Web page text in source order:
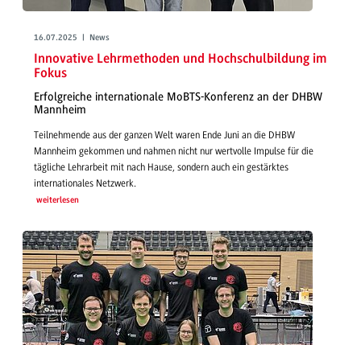
16.07.2025 | News
Innovative Lehrmethoden und Hochschulbildung im
Fokus
Erfolgreiche internationale MoBTS-Konferenz an der DHBW
Mannheim
Teilnehmende aus der ganzen Welt waren Ende Juni an die DHBW
Mannheim gekommen und nahmen nicht nur wertvolle Impulse für die
tägliche Lehrarbeit mit nach Hause, sondern auch ein gestärktes
internationales Netzwerk.
weiterlesen